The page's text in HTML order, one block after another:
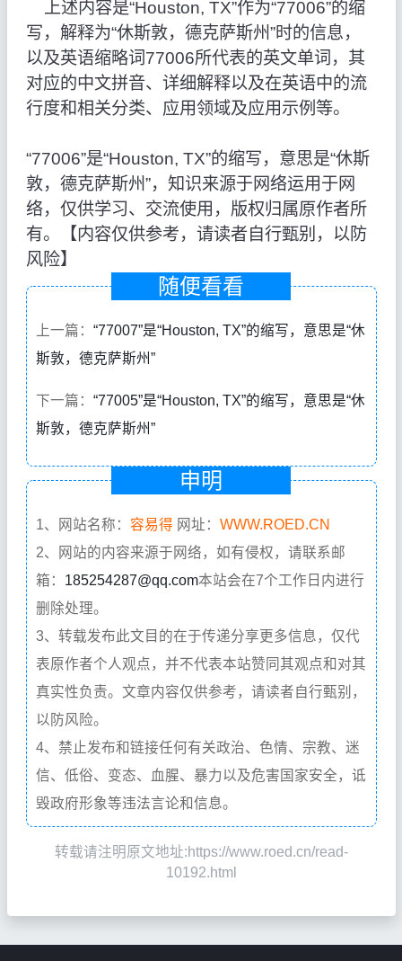
上述内容是“Houston, TX”作为“77006”的缩
写，解释为“休斯敦，德克萨斯州”时的信息，
以及英语缩略词77006所代表的英文单词，其
对应的中文拼音、详细解释以及在英语中的流
行度和相关分类、应用领域及应用示例等。
“77006”是“Houston, TX”的缩写，意思是“休斯
敦，德克萨斯州”，知识来源于网络运用于网
络，仅供学习、交流使用，版权归属原作者所
有。【内容仅供参考，请读者自行甄别，以防
风险】
随便看看
上一篇： “77007”是“Houston, TX”的缩写，意思是“休
斯敦，德克萨斯州”
下一篇： “77005”是“Houston, TX”的缩写，意思是“休
斯敦，德克萨斯州”
申明
1、网站名称： 容易得 网址： WWW.ROED.CN
2、网站的内容来源于网络，如有侵权，请联系邮
箱： 185254287@qq.com本站会在7个工作日内进行
删除处理。
3、转载发布此文目的在于传递分享更多信息，仅代
表原作者个人观点，并不代表本站赞同其观点和对其
真实性负责。文章内容仅供参考，请读者自行甄别，
以防风险。
4、禁止发布和链接任何有关政治、色情、宗教、迷
信、低俗、变态、血腥、暴力以及危害国家安全，诋
毁政府形象等违法言论和信息。
转载请注明原文地址:https://www.roed.cn/read-
10192.html